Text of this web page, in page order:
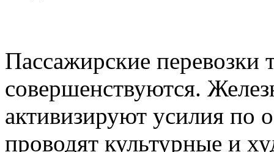
Пассажирские перевозки
совершенствуются.
активизируют усилия по
проводят культурные и